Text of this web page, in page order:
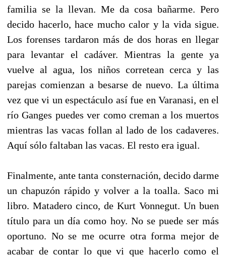
familia se la llevan. Me da cosa bañarme. Pero
decido hacerlo, hace mucho calor y la vida sigue.
Los forenses tardaron más de dos horas en llegar
para levantar el cadáver. Mientras la gente ya
vuelve al agua, los niños corretean cerca y las
parejas comienzan a besarse de nuevo. La última
vez que vi un espectáculo así fue en Varanasi, en el
río Ganges puedes ver como creman a los muertos
mientras las vacas follan al lado de los cadaveres.
Aquí sólo faltaban las vacas. El resto era igual.
Finalmente, ante tanta consternación, decido darme
un chapuzón rápido y volver a la toalla. Saco mi
libro. Matadero cinco, de Kurt Vonnegut. Un buen
título para un día como hoy. No se puede ser más
oportuno. No se me ocurre otra forma mejor de
acabar de contar lo que vi que hacerlo como el